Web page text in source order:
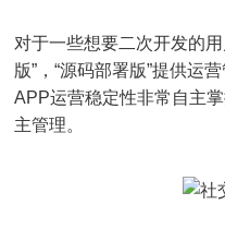
对于一些想要二次开发的
版”，“源码部署版”提供运
APP运营稳定性非常自主
主管理。